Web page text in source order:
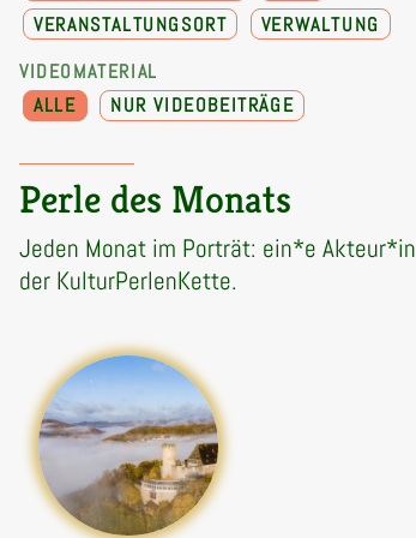
VERANSTALTUNGSORT
VERWALTUNG
VIDEOMATERIAL
ALLE
NUR VIDEOBEITRÄGE
Perle des Monats
Jeden Monat im Porträt: ein*e Akteur*in
der KulturPerlenKette.